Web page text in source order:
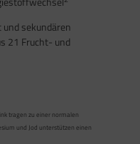
sekundären
21 Frucht- und
tragen zu einer normalen
und Jod unterstützen einen
Zink tragen zu einer normalen